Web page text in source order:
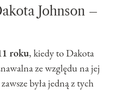
Johnson –
roku, kiedy to Dakota
ze względu na jej
była jedną z tych